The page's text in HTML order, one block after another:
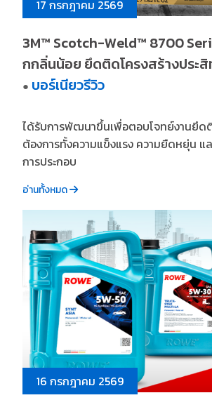
17 กรกฎาคม 2569
3M™ Scotch-Weld™ 8700
กกลิ่นน้อย ยึดติดโครงสร้างประ
● บอร์เนียวรีวิว
ได้รับการพัฒนาขึ้นเพื่อตอบโจทย์งานยึด
ต้องการทั้งความแข็งแรง ความยืดหยุ่น แล
การประกอบ
อ่านทั้งหมด
16 กรกฎาคม 2569